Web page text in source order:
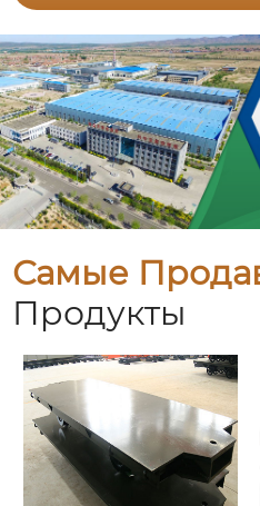
Самые
Продукты